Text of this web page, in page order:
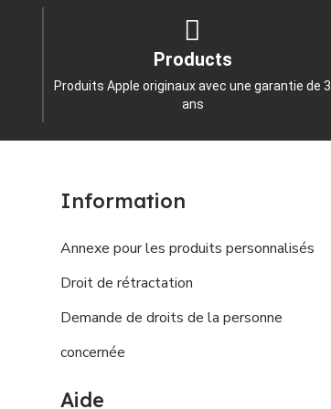
Products
Produits Apple originaux avec une garantie de 3
ans
Information
Annexe pour les produits personnalisés
Droit de rétractation
Demande de droits de la personne
concernée
Aide